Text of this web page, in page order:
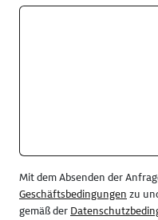
Mit dem Absenden der
Geschäftsbedingungen zu
gemäß der